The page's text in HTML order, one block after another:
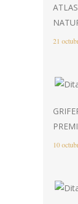
21
10